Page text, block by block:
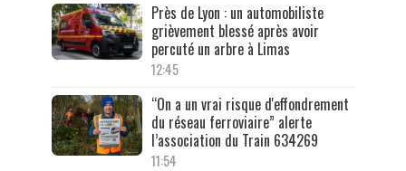
Près de Lyon : un automobiliste
grièvement blessé après avoir
percuté un arbre à Limas
12:45
“On a un vrai risque d'effondrement
du réseau ferroviaire” alerte
l’association du Train 634269
11:54